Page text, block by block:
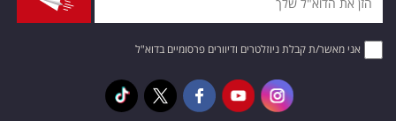
אני מאשר/ת קבלת ניוזלטרים ודיוורים פרסומיים בדוא"ל